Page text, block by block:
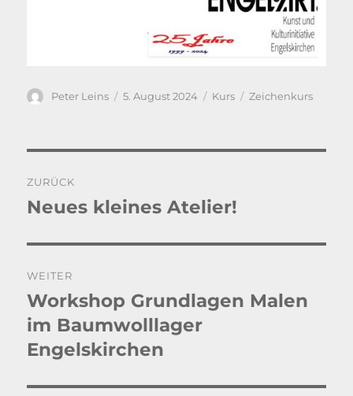
Autor
Peter Leins
Veröffentlicht
5. August 2024 Kategorien
Kurs Schlagwörter
Zeichenkurs
ZURÜCK
Vorheriger
Neues kleines Atelier!
WEITER
Nächster
Beitrag:
Workshop Grundlagen Malen
im Baumwolllager
Engelskirchen